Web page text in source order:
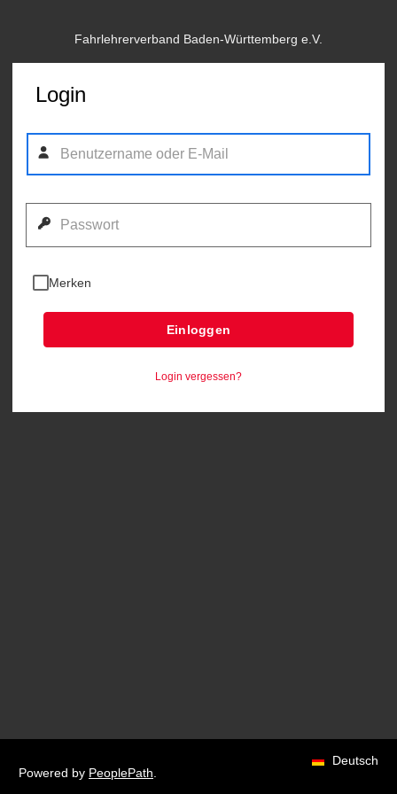
Fahrlehrerverband Baden-Württemberg e.V.
Login
Merken
Einloggen
Login vergessen?
Deutsch
Powered by PeoplePath